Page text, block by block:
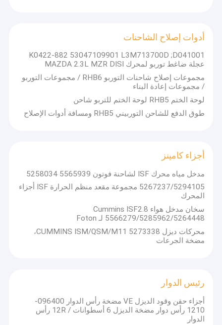
منزل
جولة في المعمل
ضبط الجودة
أدوات إصلاح الشاحنات
K0422-882 53047109901 L3M713700D ;D041001
عجلة ضاغط توربو لمحرك MAZDA 2.3L MZR DISI
مجموعات إصلاح شاحنات التوربو RHB6 / مجموعات التوربو
/ مجموعات إعادة البناء
لوحة الختم RHB5 لوحة الختم للتربو شاحن
طوق الدفع للشاحن التوربيني RHB5 ومسافة أدوات الإصلاح
أجزاء كامينز
مدخل مياه محرك ISF لشاحنة فوتون 5565939 5258034
5267237/5294105 مجموعة مقعد منظم الحرارة ISF أجزاء
المحرك
سخان مدخل هواء Cummins ISF2.8
5566279/5285962/5264448 لـ Foton
محركات ديزل CUMMINS ISM/QSM/M11 5273338،
مضخة الجرعات
رئيس الدوار
أجزاء حقن وقود الديزل VE مضخة رأس الدوار 096400-
1210 رأس دوار مضخة الديزل 6 أسطوانات / 12R رأس
الدوار
نحن متخصصون في فوهات وحاقنات ومكبس وصمام تحكم ورؤوس دوارة
لدينا مصنع لإنتاج الشاحن التوربيني وقطع غياره.
الجودة العالية والسعر التنافسي يمكن أن يرضي متطلباتك.